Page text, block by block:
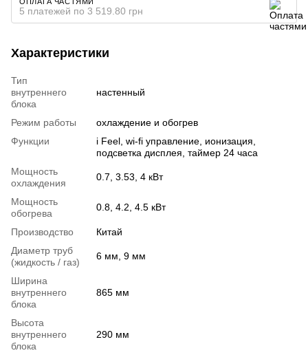
5 платежей по 3 519.80 грн
Характеристики
Тип
внутреннего
блока
настенный
Режим работы
охлаждение и обогрев
Функции
i Feel, wi-fi управление, ионизация,
подсветка дисплея, таймер 24 часа
Мощность
охлаждения
0.7, 3.53, 4 кВт
Мощность
обогрева
0.8, 4.2, 4.5 кВт
Производство
Китай
Диаметр труб
(жидкость / газ)
6 мм, 9 мм
Ширина
внутреннего
блока
865 мм
Высота
внутреннего
блока
290 мм